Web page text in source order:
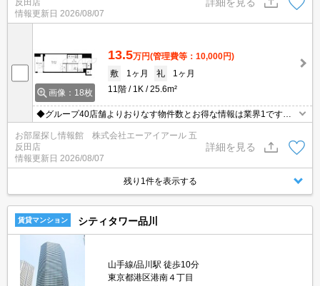
反田店
情報更新日 2026/08/07
画像：18枚
13.5万円(管理費等：10,000円)
敷
1ヶ月 礼
1ヶ月
11階
1K 25.6m²
◆グループ40店舗よりおりなす物件数とお得な情報は業界1です◆
仲介手数料無料物件有◆保証人様不要◆礼金敷金0物件多数有◆お
電話ご連絡即ご対応致します◆【0120772074】迄！
お部屋探し情報館 株式会社エーアイアール 五
反田店
情報更新日 2026/08/07
詳細を見る
残り1件を表示する
賃貸マンション シティタワー品川
山手線/品川駅 徒歩10分
東京都港区港南４丁目